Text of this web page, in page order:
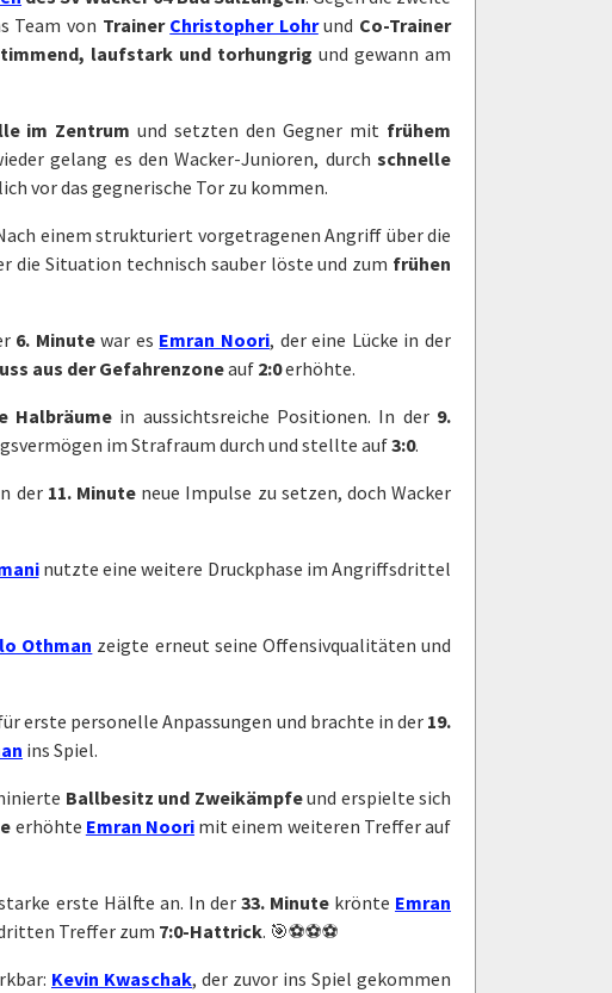
Team von Trainer Christopher Lohrund Co-Trainer
laufstark und torhungrig und gewann am
im Zentrum und setzten den Gegner mit frühem
gelang es den Wacker-Junioren, durchschnelle
vor das gegnerische Tor zu kommen.
einem strukturiert vorgetragenen Angriff über die
die Situation technisch sauber löste und zum frühen
6. Minutewar es Emran Noori, der eine Lücke in der
aus der Gefahrenzoneauf 2:0erhöhte.
Halbräume in aussichtsreiche Positionen. In der 9.
im Strafraum durch und stellte auf3:0.
der 11. Minute neue Impulse zu setzen, doch Wacker
nutzte eine weitere Druckphase im Angriffsdrittel
Othman zeigte erneut seine Offensivqualitäten und
erste personelle Anpassungen und brachte in der19.
ins Spiel.
Ballbesitz und Zweikämpfeund erspielte sich
erhöhte Emran Noori mit einem weiteren Treffer auf
erste Hälfte an. In der 33. Minutekrönte Emran
Treffer zum 7:0-Hattrick. 🎯⚽⚽⚽
Kevin Kwaschak, der zuvor ins Spiel gekommen